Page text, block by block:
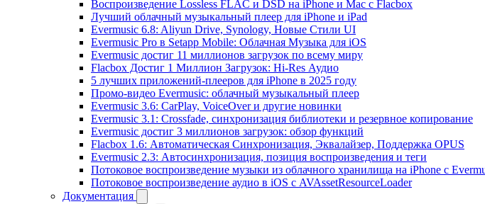
Воспроизведение Lossless FLAC и DSD на iPhone и Mac с Flacbox
Лучший облачный музыкальный плеер для iPhone и iPad
Evermusic 6.8: Aliyun Drive, Synology, Новые Стили UI
Evermusic Pro в Setapp Mobile: Облачная Музыка для iOS
Evermusic достиг 11 миллионов загрузок по всему миру
Flacbox Достиг 1 Миллион Загрузок: Hi-Res Аудио
5 лучших приложений-плееров для iPhone в 2025 году
Промо-видео Evermusic: облачный музыкальный плеер
Evermusic 3.6: CarPlay, VoiceOver и другие новинки
Evermusic 3.1: Crossfade, синхронизация библиотеки и резервное копирование
Evermusic достиг 3 миллионов загрузок: обзор функций
Flacbox 1.6: Автоматическая Синхронизация, Эквалайзер, Поддержка OPUS
Evermusic 2.3: Автосинхронизация, позиция воспроизведения и теги
Потоковое воспроизведение музыки из облачного хранилища на iPhone с
Потоковое воспроизведение аудио в iOS с AVAssetResourceLoader
Документация